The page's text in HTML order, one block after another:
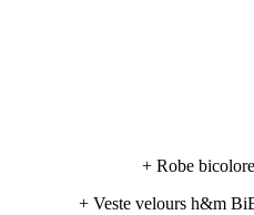
+ Robe bicolore
+ Veste velours h&m